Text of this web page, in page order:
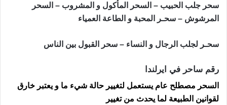
سحر جلب الحبيب – السحر المأكول و المشروب – السحر
المرشوش – سحـر المحبة و الطاعة العمياء
سحـر لجلب الرجال و النساء – سحر القبول بين الناس
رقم ساحر في ايرلندا
السحر مصطلح عام يستعمل لتغيير حالة شيء ما و يعتبر خارق
لقوانين الطبيعة لما يحدث من تغيير